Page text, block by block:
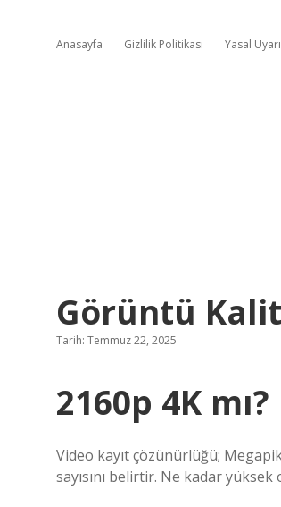
Anasayfa Gizlilik Politikası Yasal Uyarı
Görüntü
Tarih: Temmuz 22, 2025
2160p 4K mı?
Video kayıt çözünürlüğü;
sayısını belirtir. Ne kadar